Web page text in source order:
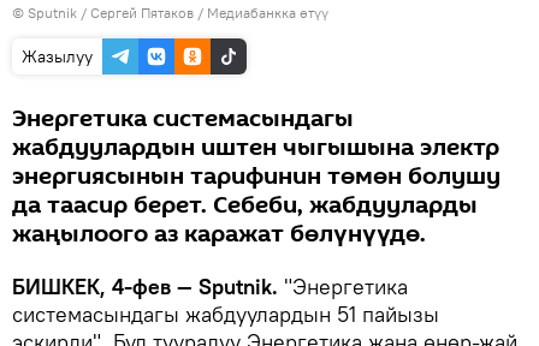
© Sputnik / Сергей Пятаков / Медиабанкка өтүү
Жазылуу
Энергетика системасындагы
жабдуулардын иштен чыгышына электр
энергиясынын тарифинин төмөн болушу
да таасир берет. Себеби, жабдууларды
жаңылоого аз каражат бөлүнүүдө.
БИШКЕК, 4-фев — Sputnik. "Энергетика
системасындагы жабдуулардын 51 пайызы